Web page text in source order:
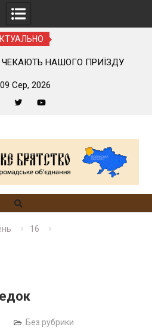
ЧЕКАЮТЬ НАШОГО ПРИЇЗДУ
09 Сер, 2026
16
Без рубрики